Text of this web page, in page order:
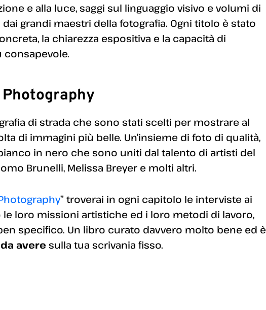
e alla luce, saggi sul linguaggio visivo e volumi di
grandi maestri della fotografia. Ogni titolo è stato
la chiarezza espositiva e la capacità di
di strada che sono stati scelti per mostrare al
di immagini più belle. Un’insieme di foto di qualità,
in nero che sono uniti dal talento di artisti del
Brunelli, Melissa Breyer e molti altri.
” troverai in ogni capitolo le interviste ai
loro missioni artistiche ed i loro metodi di lavoro,
specifico. Un libro curato davvero molto bene ed è
avere sulla tua scrivania fisso.